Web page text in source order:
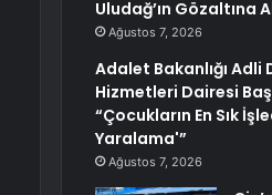
Uludağ’ın Gözaltına
Ağustos 7, 2026
Adalet Bakanlığı
Hizmetleri Dairesi
“Çocukların En Sık
Yaralama'”
Ağustos 7, 2026